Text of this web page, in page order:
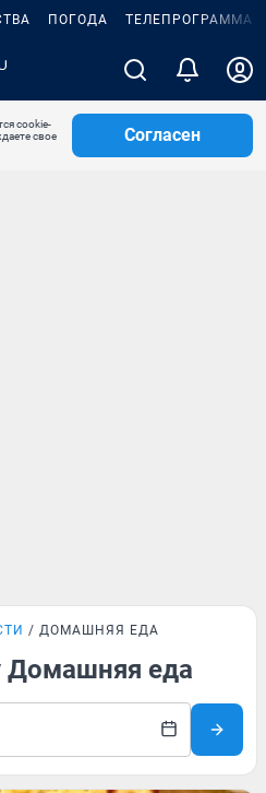
ПОГОДА ТЕЛЕПРОГРАММА
cookie-
свое
Согласен
ДОМАШНЯЯ ЕДА
Домашняя еда